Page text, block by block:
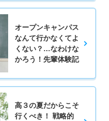
オープンキャンパス
なんて行かなくてよ
くない？…なわけな
かろう！先輩体験記
高３の夏だからこそ
行くべき！ 戦略的